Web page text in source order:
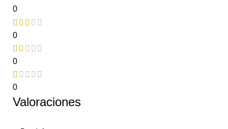
0
0
0
0
Valoraciones